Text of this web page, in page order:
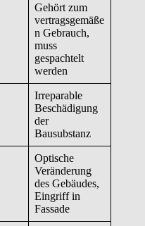
Gehört zum
vertragsgemäße
n Gebrauch,
muss
gespachtelt
werden
Irreparable
Beschädigung
der
Bausubstanz
Optische
Veränderung
des Gebäudes,
Eingriff in
Fassade